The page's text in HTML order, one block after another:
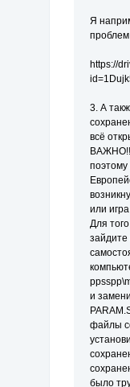
Я
проблем
https://
3. А
всё
или
Для
зайдите
и
файлы
было